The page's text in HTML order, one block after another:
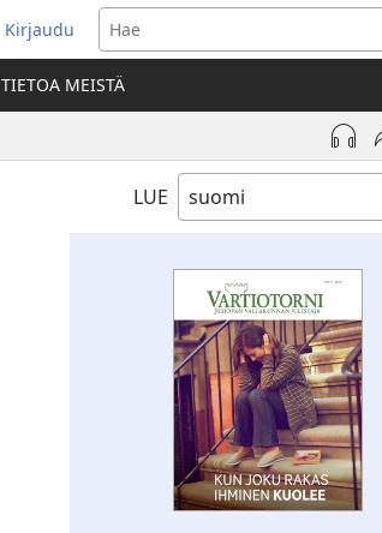
Kirjaudu
(avaa
uuden
ikkunan)
TIETOA MEISTÄ
LUE